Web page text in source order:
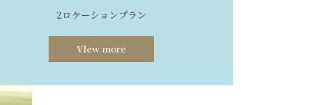
2ロケーションプラン
Vlew more